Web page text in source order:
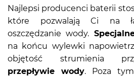
Najlepsi producenci baterii
które pozwalają Ci na
oszczędzanie wody.
na końcu wylewki
objętość strumienia
przepływie wody. Poza